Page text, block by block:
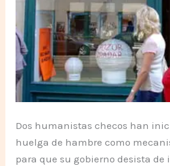
Dos humanistas checos han
huelga de hambre como
para que su gobierno desista de